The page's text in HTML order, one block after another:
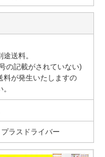
送料。
の記載がされていない)
料が発生いたしますの
ラスドライバー